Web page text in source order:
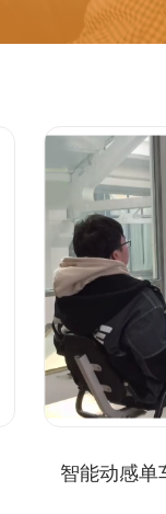
智能动感单